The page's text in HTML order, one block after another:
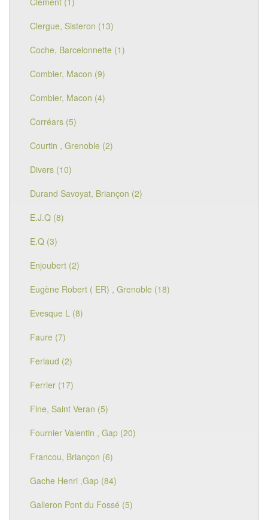
Clergue, Sisteron (13)
Coche, Barcelonnette (1)
Combier, Macon (9)
Combier, Macon (4)
Corréars (5)
Courtin , Grenoble (2)
Divers (10)
Durand Savoyat, Briançon (2)
E.J.Q (8)
E.Q (3)
Enjoubert (2)
Eugène Robert ( ER) , Grenoble (18)
Evesque L (8)
Faure (7)
Feriaud (2)
Ferrier (17)
Fine, Saint Veran (5)
Fournier Valentin , Gap (20)
Francou, Briançon (6)
Gache Henri ,Gap (84)
Galleron Pont du Fossé (5)